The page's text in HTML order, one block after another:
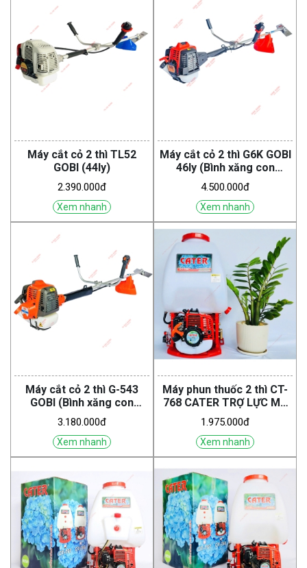
Máy cắt cỏ 2 thì TL52
GOBI (44ly)
2.390.000đ
Xem nhanh
Máy cắt cỏ 2 thì G6K GOBI
46ly (Bình xăng con
Walbro)
4.500.000đ
Xem nhanh
Máy cắt cỏ 2 thì G-543
GOBI (Bình xăng con
Walbro )
3.180.000đ
Xem nhanh
Máy phun thuốc 2 thì CT-
768 CATER TRỢ LỰC MÁ
VUÔNG
1.975.000đ
Xem nhanh